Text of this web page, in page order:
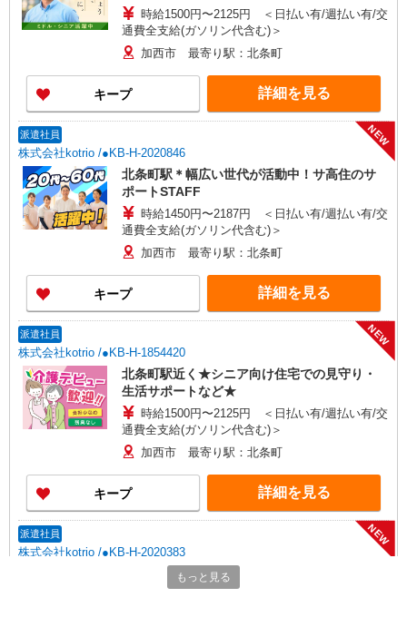
時給1500円〜2125円 ＜日払い有/週払い有/交
通費全支給(ガソリン代含む)＞
加西市 最寄り駅：北条町
キープ 詳細を見る
派遣社員
株式会社kotrio /●KB-H-2020846
NEW
北条町駅＊幅広い世代が活動中！サ高住のサ
ポートSTAFF
時給1450円〜2187円 ＜日払い有/週払い有/交
通費全支給(ガソリン代含む)＞
加西市 最寄り駅：北条町
キープ 詳細を見る
派遣社員
株式会社kotrio /●KB-H-1854420
NEW
北条町駅近く★シニア向け住宅での見守り・
生活サポートなど★
時給1500円〜2125円 ＜日払い有/週払い有/交
通費全支給(ガソリン代含む)＞
加西市 最寄り駅：北条町
キープ 詳細を見る
派遣社員
株式会社kotrio /●KB-H-2020383
NEW
北条町駅＊穏やかなデイサービスで生活サポ
ートのお仕事＊
もっと見る